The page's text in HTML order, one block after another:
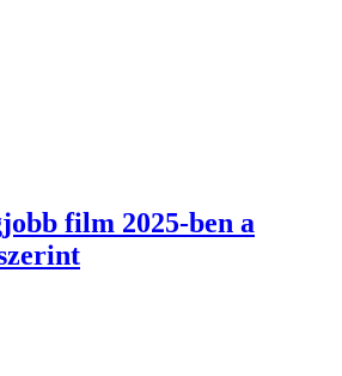
film 2025-ben a